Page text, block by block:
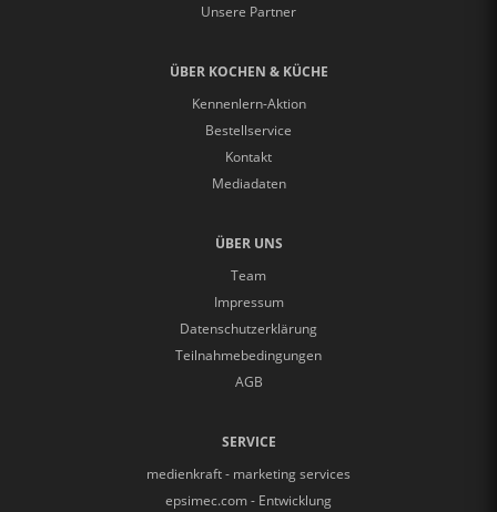
Unsere Partner
ÜBER KOCHEN & KÜCHE
Kennenlern-Aktion
Bestellservice
Kontakt
Mediadaten
ÜBER UNS
Team
Impressum
Datenschutzerklärung
Teilnahmebedingungen
AGB
SERVICE
medienkraft - marketing services
epsimec.com - Entwicklung